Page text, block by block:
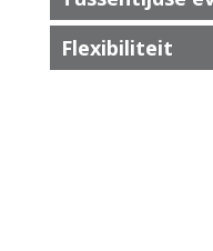
Flexibiliteit